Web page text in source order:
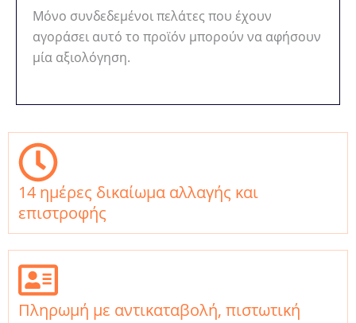
Μόνο συνδεδεμένοι πελάτες που έχουν
αγοράσει αυτό το προϊόν μπορούν να αφήσουν
μία αξιολόγηση.
14 ημέρες δικαίωμα αλλαγής και
επιστροφής
Πληρωμή με αντικαταβολή, πιστωτική